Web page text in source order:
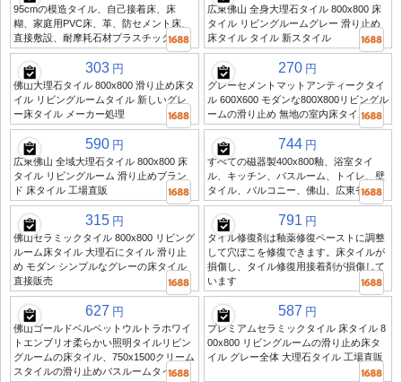
95cmの模造タイル、自己接着床、床
糊、家庭用PVC床、革、防セメント床、
直接敷設、耐摩耗石材プラスチック床材
広東佛山 全身大理石タイル 800x800 床
タイル リビングルームグレー 滑り止め
床タイル タイル 新スタイル
303 円
佛山大理石タイル 800x800 滑り止め床タ
イル リビングルームタイル 新しいグレ
ー床タイル メーカー処理
270 円
グレーセメントマットアンティークタイ
ル 600X600 モダンな800X800リビングル
ームの滑り止め 無地の室内床タイル
590 円
広東佛山 全域大理石タイル 800x800 床
タイル リビングルーム 滑り止めブラン
ド 床タイル 工場直販
744 円
すべての磁器製400x800釉、浴室タイ
ル、キッチン、バスルーム、トイレ、壁
タイル、バルコニー、佛山、広東省
315 円
佛山セラミックタイル 800x800 リビング
ルーム床タイル 大理石にタイル 滑り止
め モダン シンプルなグレーの床タイル
直接販売
791 円
タイル修復剤は釉薬修復ペーストに調整
して穴ぼこを修復できます。床タイルが
損傷し、タイル修復用接着剤が損傷して
います
627 円
佛山ゴールドベルベットウルトラホワイ
トエンブリオ柔らかい照明タイルリビン
グルームの床タイル、750x1500クリーム
スタイルの滑り止めバスルームタイル
587 円
プレミアムセラミックタイル 床タイル 8
00x800 リビングルームの滑り止め床タ
イル グレー全体 大理石タイル 工場直販